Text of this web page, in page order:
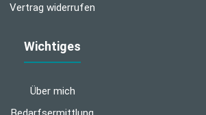
Vertrag widerrufen
Wichtiges
Über mich